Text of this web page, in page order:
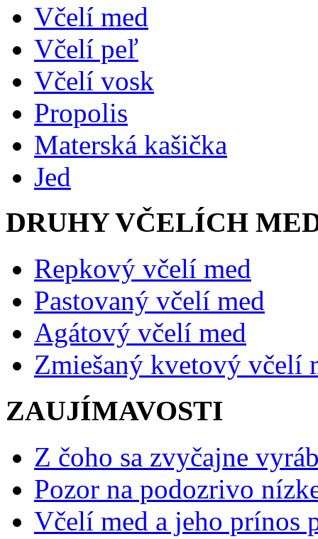
Včelí med
Včelí peľ
Včelí vosk
Propolis
Materská kašička
Jed
DRUHY VČELÍCH
Repkový včelí med
Pastovaný včelí med
Agátový včelí med
Zmiešaný kvetový včelí
ZAUJÍMAVOSTI
Z čoho sa zvyčajne
Pozor na podozrivo
Včelí med a jeho prínos